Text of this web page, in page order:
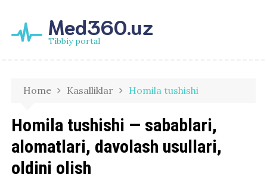
Med360.uz
Tibbiy portal
Home Kasalliklar Homila tushishi
Homila tushishi — sabablari,
alomatlari, davolash usullari,
oldini olish